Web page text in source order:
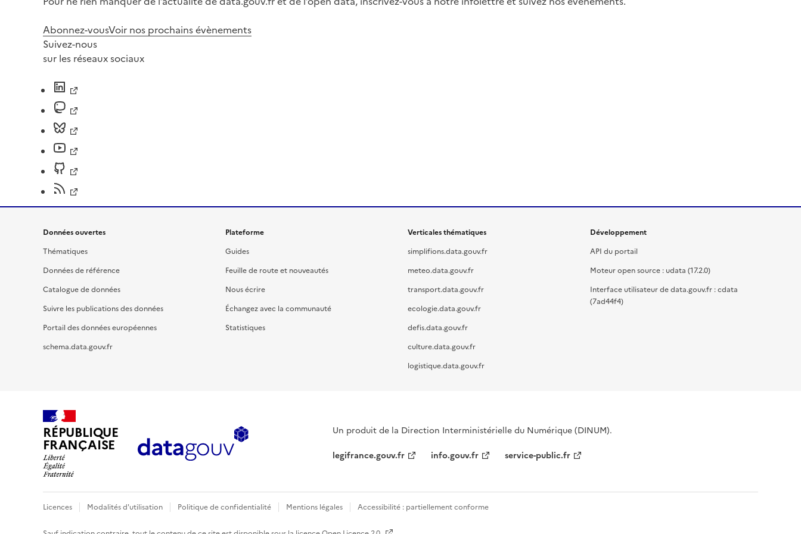
Abonnez-vousVoir nos prochains évènements
Suivez-nous
sur les réseaux sociaux
Données ouvertes
Thématiques
Données de référence
Catalogue de données
Suivre les publications des données
Portail des données européennes
schema.data.gouv.fr
Plateforme
Guides
Feuille de route et nouveautés
Nous écrire
Échangez avec la communauté
Statistiques
Verticales thématiques
simplifions.data.gouv.fr
meteo.data.gouv.fr
transport.data.gouv.fr
ecologie.data.gouv.fr
defis.data.gouv.fr
culture.data.gouv.fr
logistique.data.gouv.fr
Développement
API du portail
Moteur open source : udata (17.2.0)
Interface utilisateur de data.gouv.fr : cdata
(7ad44f4)
RÉPUBLIQUE
FRANÇAISE
Un produit de la Direction Interministérielle du Numérique (DINUM).
legifrance.gouv.fr
info.gouv.fr service-public.fr
Licences Modalités d'utilisation Politique de confidentialité Mentions légales Accessibilité : partiellement conforme